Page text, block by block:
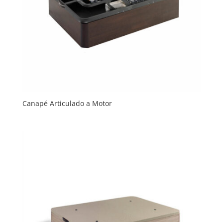
Canapé Articulado a Motor